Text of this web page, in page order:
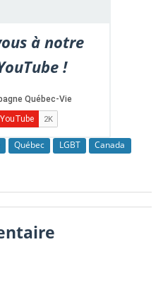
à notre
!
Québec LGBT
Canada